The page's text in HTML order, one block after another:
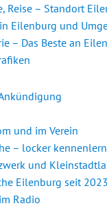
Reise – Standort
Eilenburg und
– Das Beste an
und im Verein
– locker
und
Eilenburg seit 2023
Radio